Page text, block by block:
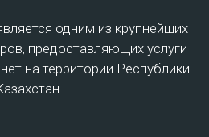
одним из крупнейших
предоставляющих услуги
на территории Республики